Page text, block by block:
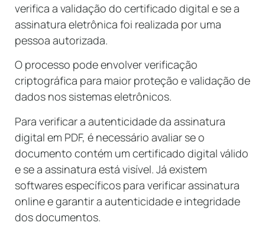
verifica a validação do certificado digital e se a
assinatura eletrônica foi realizada por uma
pessoa autorizada.
O processo pode envolver verificação
criptográfica para maior proteção e validação de
dados nos sistemas eletrônicos.
Para verificar a autenticidade da assinatura
digital em PDF, é necessário avaliar se o
documento contém um certificado digital válido
e se a assinatura está visível. Já existem
softwares específicos para verificar assinatura
online e garantir a autenticidade e integridade
dos documentos.